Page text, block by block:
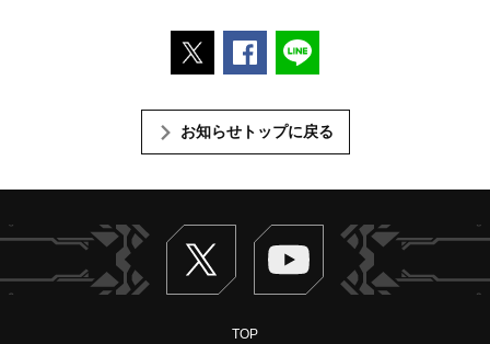
ポストするFacebookでシェアする
お知らせトップに戻る
Twitter ヴァンガードch
TOP